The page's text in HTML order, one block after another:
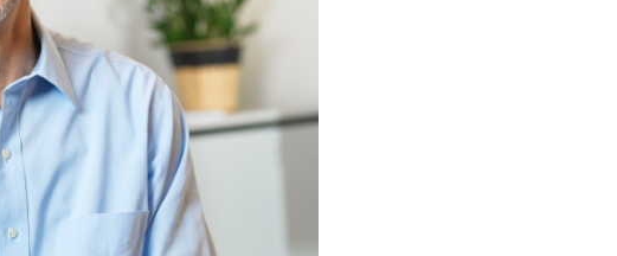
Hittar du inte utbildningen du söker?
Skriv till oss om vad du har för behov och önskemål, så återkommer vi med
svar.
Förnamn*
Efternamn*